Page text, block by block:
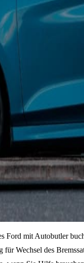
Ford mit Autobutler
Wechsel des